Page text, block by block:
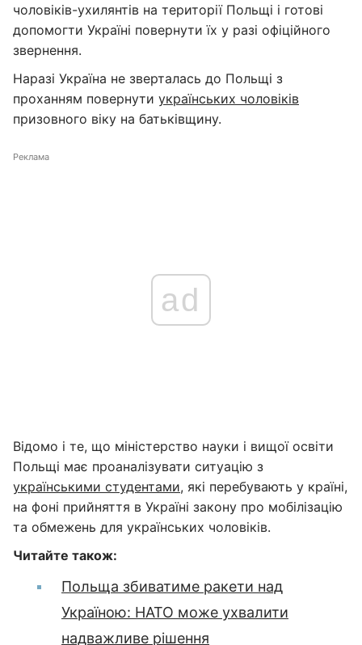
чоловіків-ухилянтів на території Польщі і готові
допомогти Україні повернути їх у разі офіційного
звернення.
Наразі Україна не зверталась до Польщі з
проханням повернути українських чоловіків
призовного віку на батьківщину.
Реклама
ad
Відомо і те, що міністерство науки і вищої освіти
Польщі має проаналізувати ситуацію з
українськими студентами, які перебувають у країні,
на фоні прийняття в Україні закону про мобілізацію
та обмежень для українських чоловіків.
Читайте також:
Польща збиватиме ракети над
Україною: НАТО може ухвалити
надважливе рішення